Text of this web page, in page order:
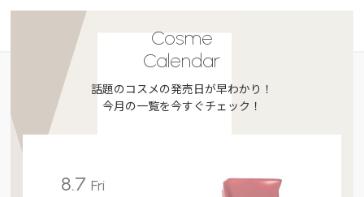
Cosme
Calendar
話題のコスメの発売日が早わかり！
今月の一覧を今すぐチェック！
8.7Fri